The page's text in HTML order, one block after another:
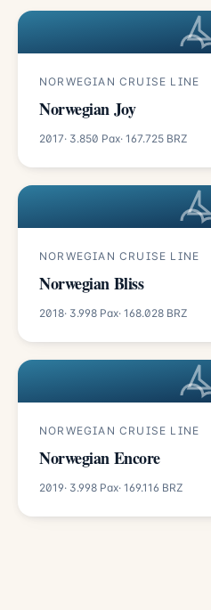
NORWEGIAN CRUISE LINE
Norwegian Joy
2017· 3.850 Pax· 167.725 BRZ
NORWEGIAN CRUISE LINE
Norwegian Bliss
2018· 3.998 Pax· 168.028 BRZ
NORWEGIAN CRUISE LINE
Norwegian Encore
2019· 3.998 Pax· 169.116 BRZ